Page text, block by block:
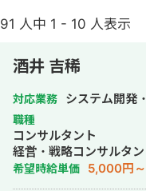
91 人中 1 - 10 人表示
酒井 吉稀
対応業務 システム開発
職種
コンサルタント
経営・戦略コンサルタン
希望時給単価 5,000円